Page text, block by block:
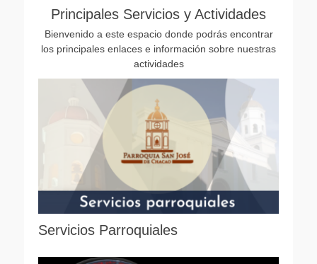
Principales Servicios y Actividades
Bienvenido a este espacio donde podrás encontrar
los principales enlaces e información sobre nuestras
actividades
Servicios Parroquiales